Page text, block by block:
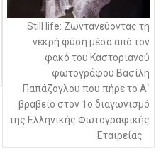
Still life: Ζωντανεύοντας τη
νεκρή φύση μέσα από τον
φακό του Καστοριανού
φωτογράφου Βασίλη
Παπάζογλου που πήρε το Α΄
βραβείο στον 1ο διαγωνισμό
της Ελληνικής Φωτογραφικής
Εταιρείας